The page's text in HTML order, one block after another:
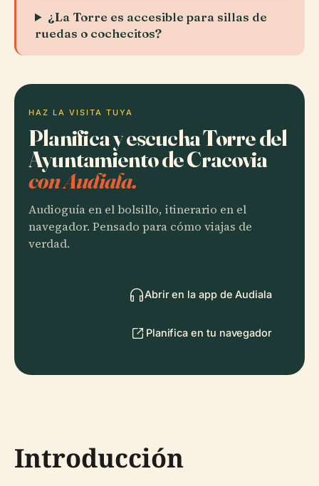
¿La Torre es accesible para sillas de
ruedas o cochecitos?
HAZ LA VISITA TUYA
Planifica y escucha Torre del
Ayuntamiento de Cracovia
con Audiala.
Audioguía en el bolsillo, itinerario en el
navegador. Pensado para cómo viajas de
verdad.
Abrir en la app de Audiala
Planifica en tu navegador
Introducción